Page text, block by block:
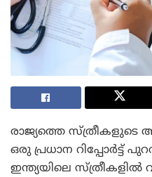
രാജ്യത്തെ സ്ത്രീകളുടെ
ഒരു പ്രധാന റിപ്പോർട്ട്
ഇന്ത്യയിലെ സ്ത്രീകളിൽ